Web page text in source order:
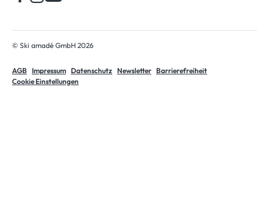
© Ski amadé GmbH 2026
AGB Impressum Datenschutz Newsletter Barrierefreiheit
Cookie Einstellungen